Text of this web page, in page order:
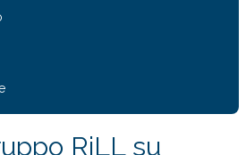
RiLL su